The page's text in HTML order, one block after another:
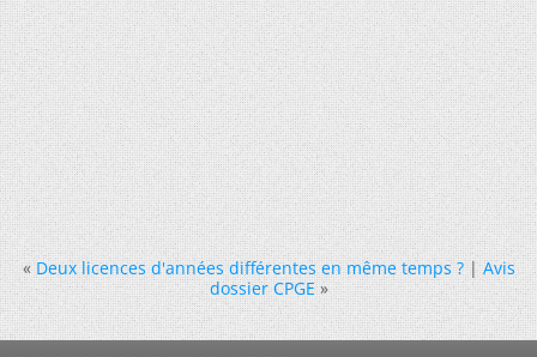
« Deux licences d'années différentes en même temps ?|Avis
dossier CPGE »